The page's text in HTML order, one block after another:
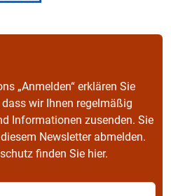
„Anmelden“ erklären Sie
wir Ihnen regelmäßig
Informationen zusenden. Sie
Newsletter abmelden.
finden Sie hier.